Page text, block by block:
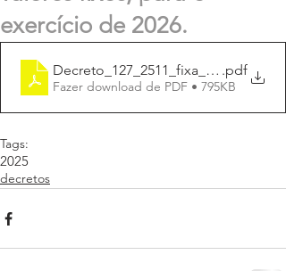
exercício de 2026.
Decreto_127_2511_fixa_data_rec_ISS
.pdf
Fazer download de PDF • 795KB
Tags:
2025
decretos